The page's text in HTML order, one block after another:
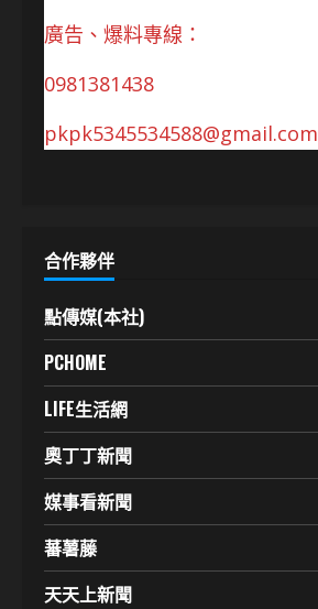
廣告、爆料專線：
0981381438
pkpk5345534588@gmail.com
合作夥伴
點傳媒(本社)
PCHOME
LIFE生活網
奧丁丁新聞
媒事看新聞
蕃薯藤
天天上新聞